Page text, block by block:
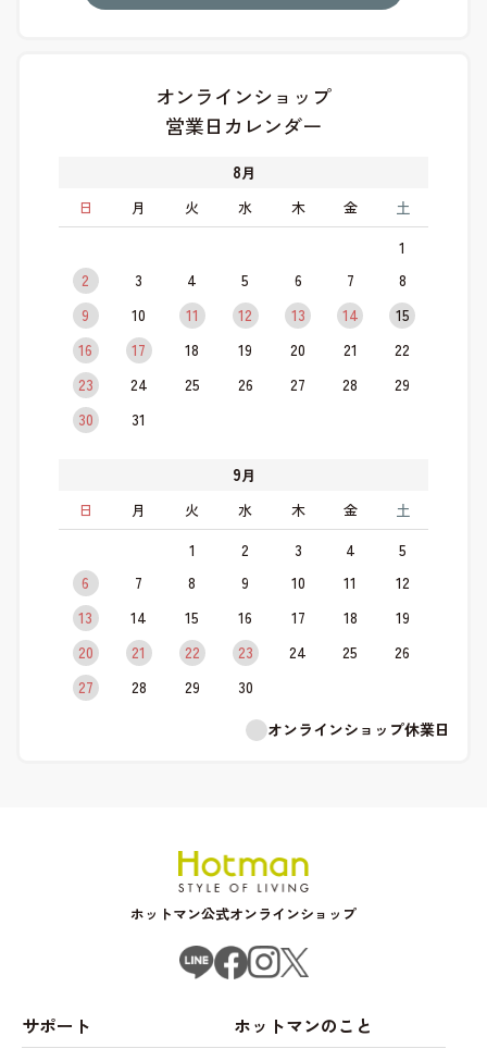
オンラインショップ
営業日カレンダー
8月
日
月 火 水 木 金 土
1
2
3 4 5 6 7
8
9
10 11 12 13 14
15
16
17 18 19 20 21
22
23
24 25 26 27 28
29
30
31
9月
日
月 火 水 木 金 土
1 2 3 4
5
6
7 8 9 10 11
12
13
14 15 16 17 18
19
20
21 22 23 24 25
26
27
28 29
30
オンラインショップ休業日
ホットマン公式オンラインショップ
サポート ホットマンのこと